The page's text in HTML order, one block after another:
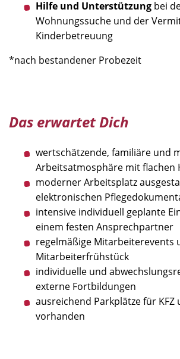
Hilfe und Unterstützung bei
Wohnungssuche und der
Kinderbetreuung
*nach bestandener Probezeit
Das erwartet Dich
wertschätzende, familiäre und
Arbeitsatmosphäre mit flachen
moderner Arbeitsplatz
elektronischen
intensive individuell geplante
einem festen Ansprechpartner
regelmäßige Mitarbeiterevents
Mitarbeiterfrühstück
individuelle und
externe Fortbildungen
ausreichend Parkplätze für KFZ
vorhanden